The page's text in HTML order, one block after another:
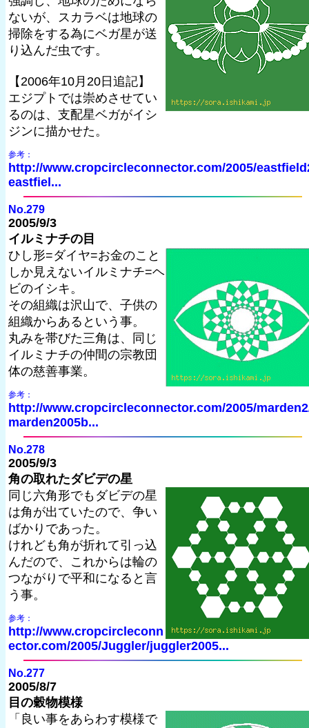
ないが、スカラベは地球の
掃除をする為にベガ星が送
り込んだ虫です。
【2006年10月20日追記】
エジプトでは崇めさせてい
るのは、支配星ベガがイシ
ジンに描かせた。
参考：
http://www.cropcircleconnector.com/2005/
eastfiel...
No.279
2005/9/3
イルミナチの目
ひし形=ダイヤ=お金のこと
しか見えないイルミナチ=ヘ
ビのイシキ。
その組織は沢山で、子供の
組織からあるという事。
丸みを帯びた三角は、同じ
イルミナチの仲間の宗教団
体の慈善事業。
参考：
http://www.cropcircleconnector.com/2005/
marden2005b...
No.278
2005/9/3
角の取れたダビデの星
同じ六角形でもダビデの星
は角が出ていたので、争い
ばかりであった。
けれども角が折れて引っ込
んだので、これからは輪の
つながりで平和になると言
う事。
参考：
http://www.cropcircleconn
ector.com/2005/Juggler/juggler2005...
No.277
2005/8/7
目の穀物模様
「良い事をあらわす模様で